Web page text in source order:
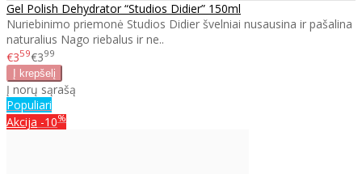
Gel Polish Dehydrator “Studios Didier” 150ml
Nuriebinimo priemonė Studios Didier švelniai nusausina ir pašalina
naturalius Nago riebalus ir ne..
€359€399
Į norų sąrašą
Populiari
Akcija -10%